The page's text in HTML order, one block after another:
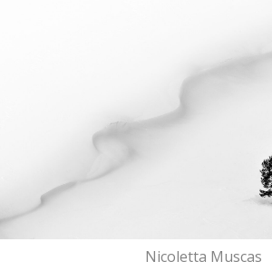
Nicoletta Muscas